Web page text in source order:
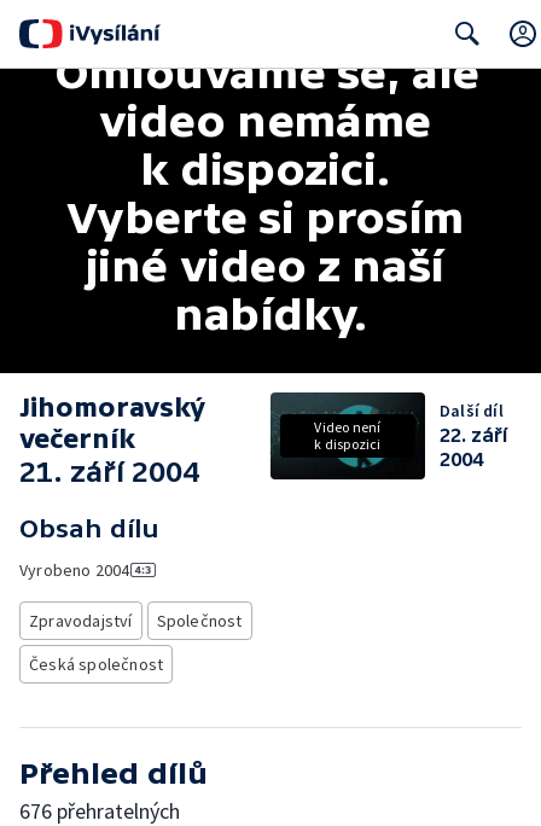
Search
Omlouváme se, ale
video nemáme
k dispozici.
Vyberte si prosím
jiné video z naší
nabídky.
Jihomoravský
večerník
21. září 2004
Obsah dílu
Vyrobeno 2004
Zpravodajství
Společnost
Česká společnost
Video není
k dispozici
Další díl
22. září
2004
Přehled dílů
676 přehratelných